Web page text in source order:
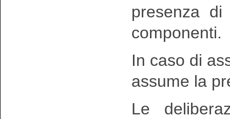
presenza
componenti.
In caso di
assume la
Le